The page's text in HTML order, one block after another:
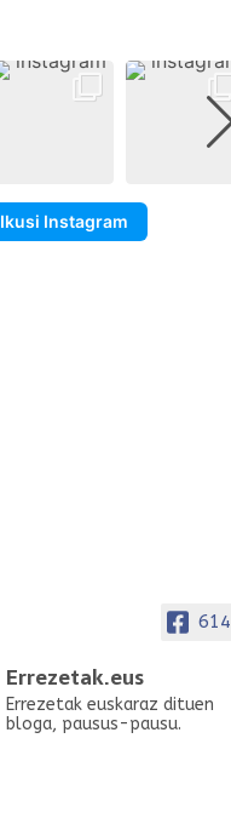
Ikusi Instagram
614
Errezetak.eus
Errezetak euskaraz dituen
bloga, pausus-pausu.